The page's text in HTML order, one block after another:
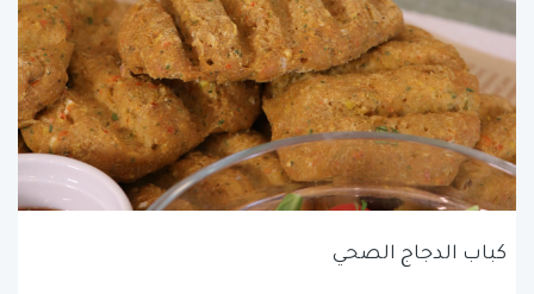
كباب الدجاج الصحي